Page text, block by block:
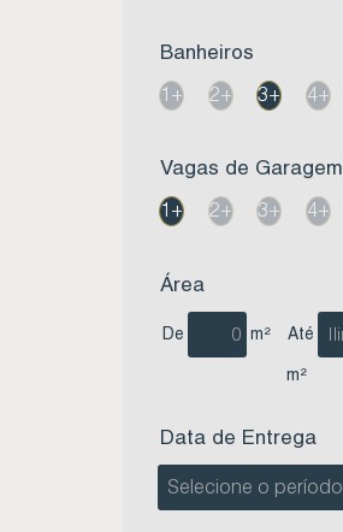
Banheiros
1+
2+ 3+ 4+
Vagas de Garagem
1+
2+ 3+ 4+
Área
De m² Até
m²
Data de Entrega